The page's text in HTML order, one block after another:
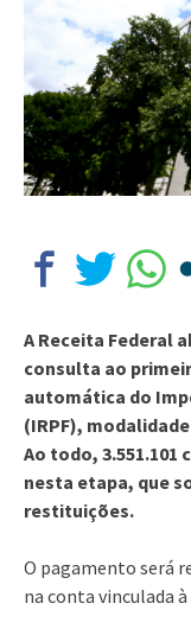
A Receita Federal
consulta ao
automática do
(IRPF),
Ao todo,
nesta etapa, que
restituições.
O pagamento será
na conta vinculada